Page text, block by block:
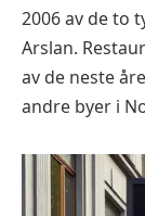
2006 av de to
Arslan.
av de neste
andre byer i